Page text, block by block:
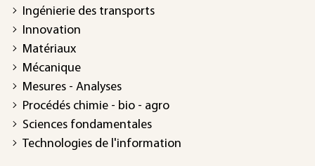
Ingénierie des transports
Innovation
Matériaux
Mécanique
Mesures - Analyses
Procédés chimie - bio - agro
Sciences fondamentales
Technologies de l'information